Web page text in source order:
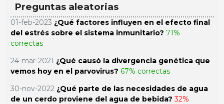
Preguntas aleatorias
01-feb-2023 ¿Qué factores influyen en el efecto final
del estrés sobre el sistema inmunitario? 71%
correctas
24-mar-2021 ¿Qué causó la divergencia genética que
vemos hoy en el parvovirus? 67% correctas
30-nov-2022 ¿Qué parte de las necesidades de agua
de un cerdo proviene del agua de bebida? 32%